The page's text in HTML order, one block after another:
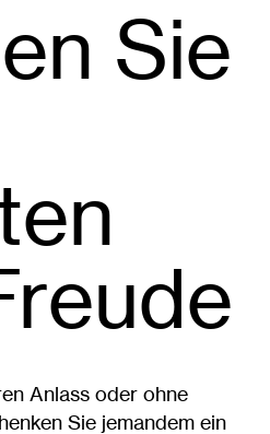
Sie
Anlass oder ohne
Sie jemandem ein